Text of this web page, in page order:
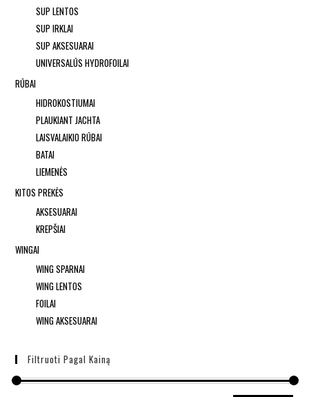
SUP LENTOS
SUP IRKLAI
SUP AKSESUARAI
UNIVERSALŪS HYDROFOILAI
RŪBAI
HIDROKOSTIUMAI
PLAUKIANT JACHTA
LAISVALAIKIO RŪBAI
BATAI
LIEMENĖS
KITOS PREKĖS
AKSESUARAI
KREPŠIAI
WINGAI
WING SPARNAI
WING LENTOS
FOILAI
WING AKSESUARAI
Filtruoti Pagal Kainą